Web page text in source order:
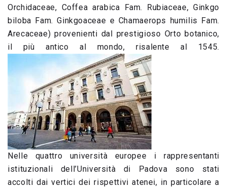
Orchidaceae, Coffea arabica Fam. Rubiaceae, Ginkgo
biloba Fam. Ginkgoaceae e Chamaerops humilis Fam.
Arecaceae) provenienti dal prestigioso Orto botanico,
il più antico al mondo, risalente al 1545.
Nelle quattro università europee i rappresentanti
istituzionali dell’Università di Padova sono stati
accolti dai vertici dei rispettivi atenei, in particolare a